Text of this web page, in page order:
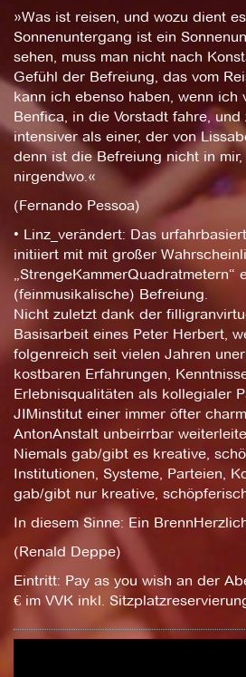
»Was ist reisen, und wozu dient
Sonnenuntergang ist ein
sehen, muss man nicht nach
Gefühl der Befreiung, das vom
kann ich ebenso haben, wenn ich
Benfica, in die Vorstadt fahre,
intensiver als einer, der von
denn ist die Befreiung nicht in
nirgendwo.«
(Fernando Pessoa)
• Linz_verändert: Das
initiiert mit mit großer
„StrengeKammerQuadratmetern“
(feinmusikalische) Befreiung.
Nicht zuletzt dank der
Basisarbeit eines Peter Herbert,
folgenreich seit vielen Jahren
kostbaren Erfahrungen,
Erlebnisqualitäten als kollegialer
JIMinstitut einer immer öfter
AntonAnstalt unbeirrbar
Niemals gab/gibt es kreative,
Institutionen, Systeme, Parteien,
gab/gibt nur kreative,
In diesem Sinne: Ein
(Renald Deppe)
Eintritt: Pay as you wish an der
€ im VVK inkl.